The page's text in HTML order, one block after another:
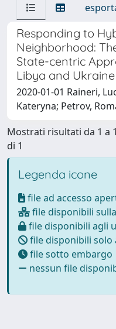
Responding to
Neighborhood:
State-centric
Libya and Ukraine
2020-01-01 Raineri,
Kateryna; Petrov,
Mostrati risultati da 1 a 1
di 1
Legenda icone
file ad accesso
file disponibili
file disponibili agli
file disponibili
file sotto embargo
nessun file